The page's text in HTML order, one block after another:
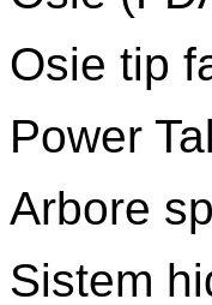
Osie
Power
Arbore
Sistem